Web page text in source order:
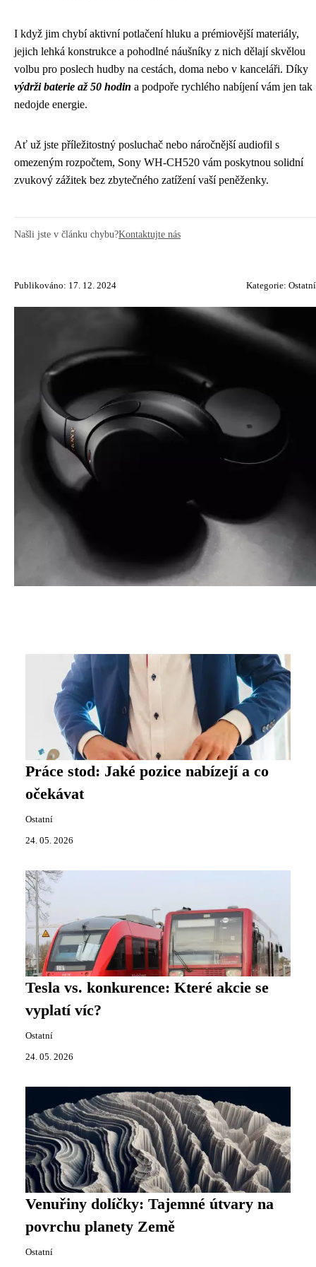
I když jim chybí aktivní potlačení hluku a prémiovější materiály,
jejich lehká konstrukce a pohodlné náušníky z nich dělají skvělou
volbu pro poslech hudby na cestách, doma nebo v kanceláři. Díky
výdrži baterie až 50 hodin a podpoře rychlého nabíjení vám jen tak
nedojde energie.
Ať už jste příležitostný posluchač nebo náročnější audiofil s
omezeným rozpočtem, Sony WH-CH520 vám poskytnou solidní
zvukový zážitek bez zbytečného zatížení vaší peněženky.
Našli jste v článku chybu?Kontaktujte nás
Publikováno: 17. 12. 2024 Kategorie: Ostatní
Práce stod: Jaké pozice nabízejí a co
očekávat
Ostatní
24. 05. 2026
Tesla vs. konkurence: Které akcie se
vyplatí víc?
Ostatní
24. 05. 2026
Venuřiny dolíčky: Tajemné útvary na
povrchu planety Země
Ostatní